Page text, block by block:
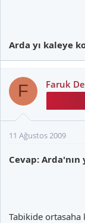
Arda yı kaleye
F Faruk
11 Ağustos 2009
Cevap: Arda'nın
Tabikide